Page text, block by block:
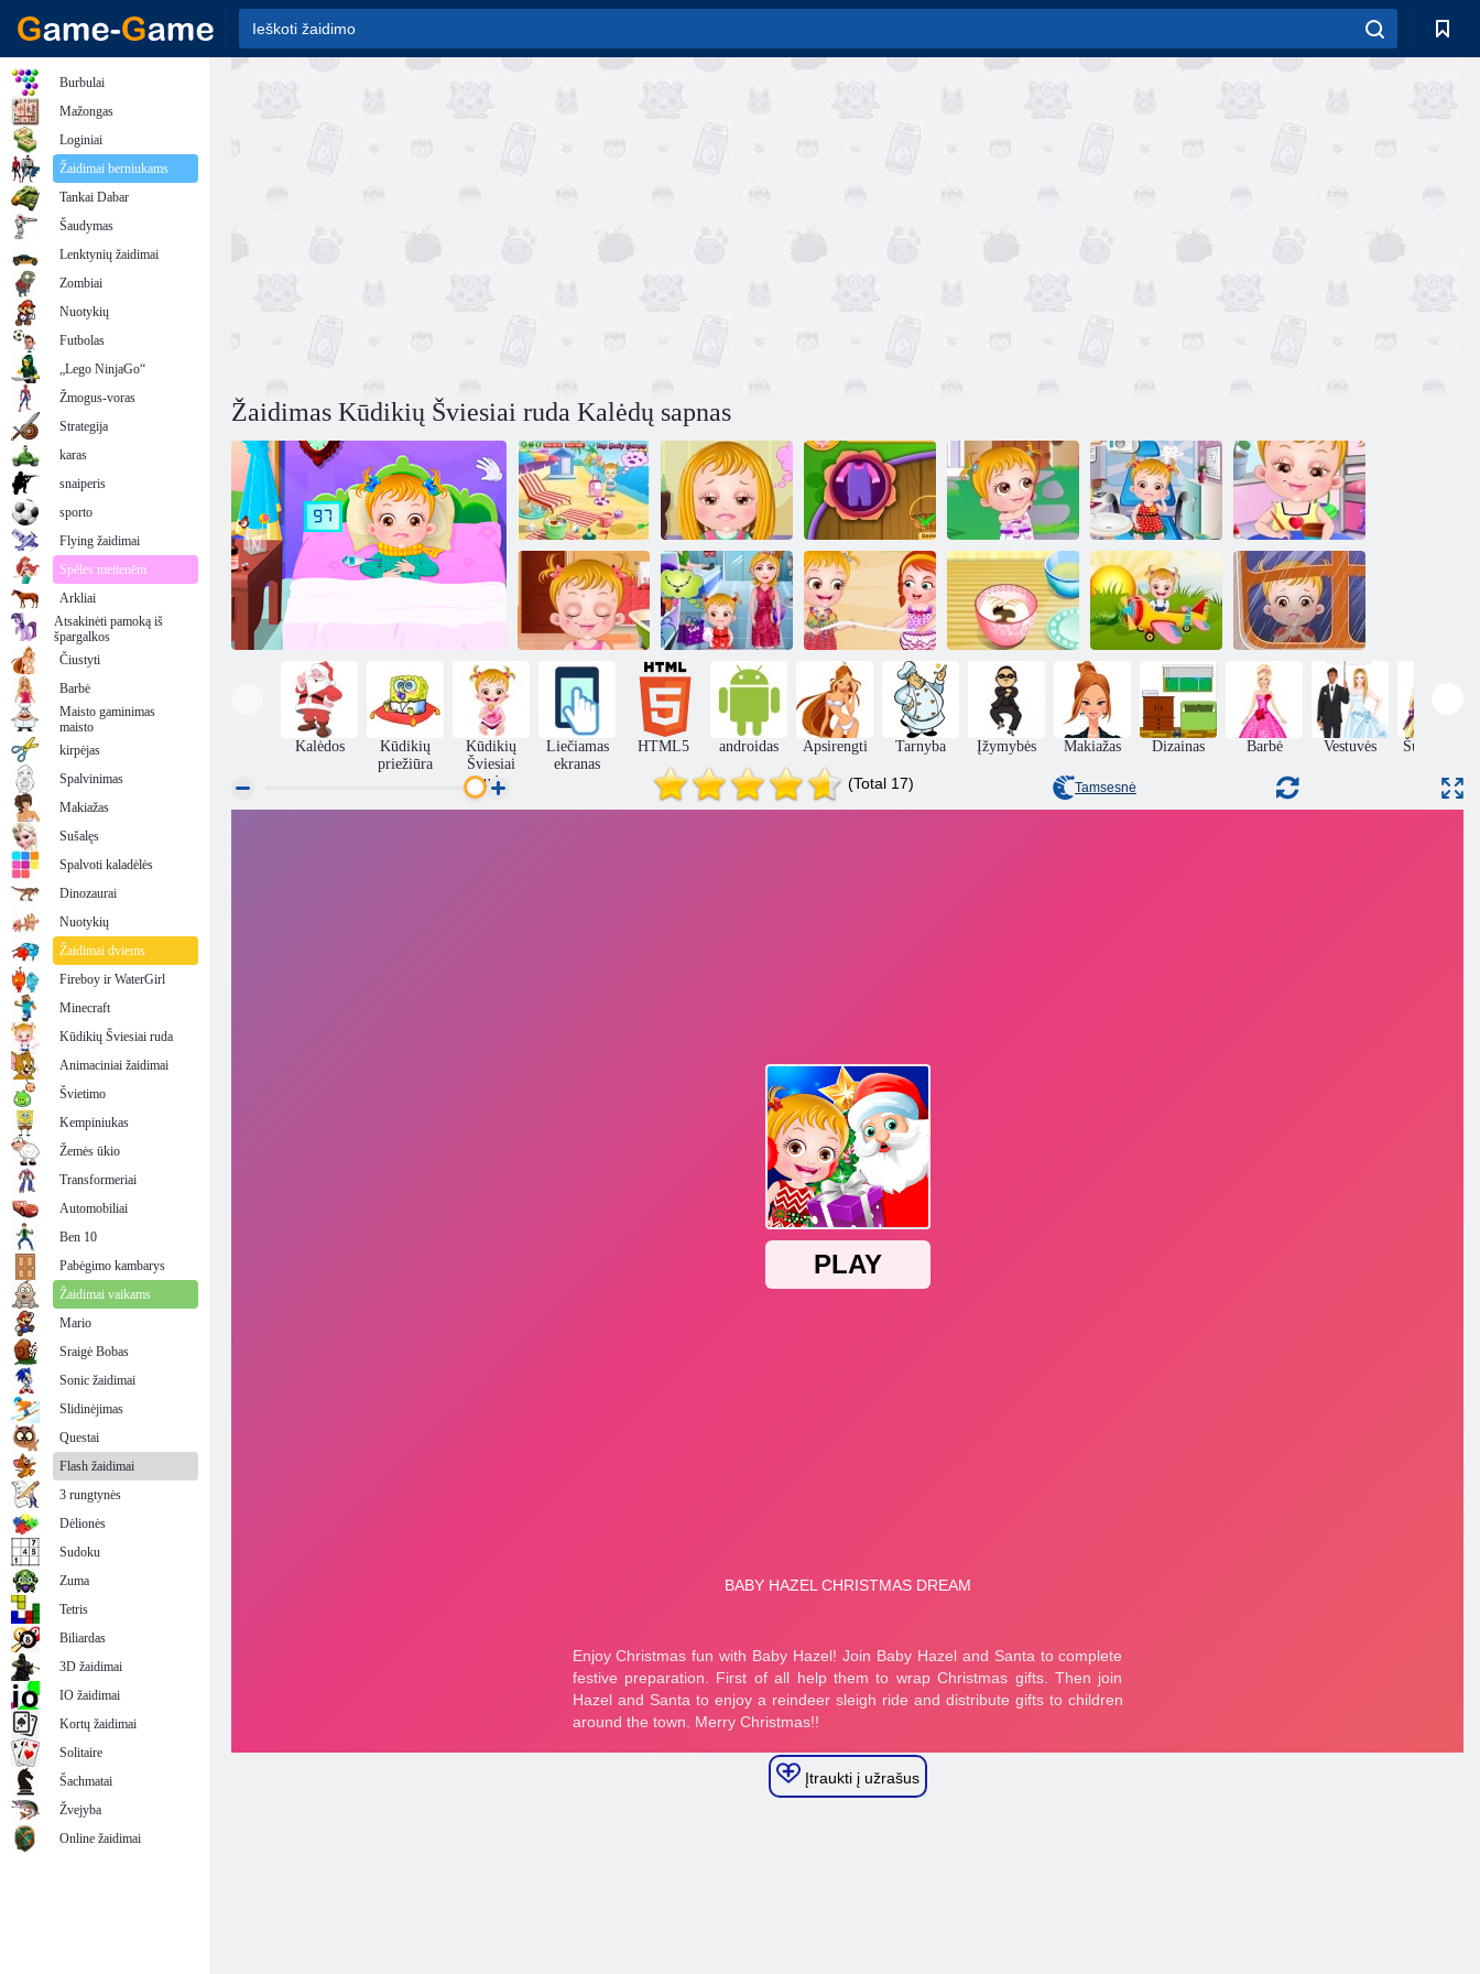
Žaidimas Kūdikių Šviesiai ruda Kalėdų sapnas
Kūdikių Šviesiai
ruda at beach
Kūdikių Šviesiai
ruda Plaukų
priežiūra
Kūdikių rusva
sodo laikas
Kūdikių Šviesiai
ruda kieme Šalis
Kūdikių Šviesiai
ruda Dantų
priežiūra
Kūdikių Šviesiai
ruda amatų
Laikas
Kūdikių Rudos
odos problemų
Kūdikių Šviesiai
ruda Fancy
dress
Kūdikių Šviesiai
ruda Beach
Party
Sūris cupcakes
Kūdikių Šviesiai
ruda: Laikas
vakarienei
Kūdikių Šviesiai
ruda: Tėvo diena
Kalėdos
Kūdikių
priežiūra
Kūdikių
Šviesiai
ruda
Liečiamas
ekranas
HTML5 androidas Apsirengti Tarnyba Įžymybės Makiažas Dizainas Barbė Vestuvės Šukuosena
(Total 17) Tamsesnė
Įtraukti į užrašus
Burbulai
Mažongas
Loginiai
Žaidimai berniukams
Tankai Dabar
Šaudymas
Lenktynių žaidimai
Zombiai
Nuotykių
Futbolas
„Lego NinjaGo“
Žmogus-voras
Strategija
karas
snaiperis
sporto
Flying žaidimai
Spēles meitenēm
Arkliai
Atsakinėti pamoką iš
špargalkos
Čiustyti
Barbė
Maisto gaminimas
maisto
kirpėjas
Spalvinimas
Makiažas
Sušalęs
Spalvoti kaladėlės
Dinozaurai
Nuotykių
Žaidimai dviems
Fireboy ir WaterGirl
Minecraft
Kūdikių Šviesiai ruda
Animaciniai žaidimai
Švietimo
Kempiniukas
Žemės ūkio
Transformeriai
Automobiliai
Ben 10
Pabėgimo kambarys
Žaidimai vaikams
Mario
Sraigė Bobas
Sonic žaidimai
Slidinėjimas
Questai
Flash žaidimai
3 rungtynės
Dėlionės
Sudoku
Zuma
Tetris
Biliardas
3D žaidimai
IO žaidimai
Kortų žaidimai
Solitaire
Šachmatai
Žvejyba
Online žaidimai